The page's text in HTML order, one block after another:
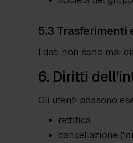
5.3 Trasferimenti
I dati non sono mai
6. Diritti
Gli utenti possono
rettifica
cancellazione